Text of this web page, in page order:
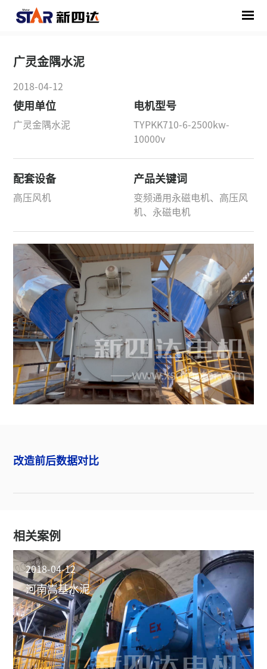
首页/解决方案/ /广灵金隅水泥
广灵金隅水泥
2018-04-12
使用单位
广灵金隅水泥
电机型号
TYPKK710-6-2500kw-
10000v
配套设备
高压风机
产品关键词
变频通用永磁电机、高压风
机、永磁电机
改造前后数据对比
相关案例
2018-04-12
河南嵩基水泥